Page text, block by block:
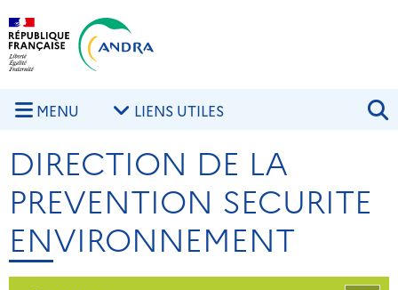
Aller au contenu principal
MENU LIENS UTILES
DIRECTION DE LA
PREVENTION SECURITE
ENVIRONNEMENT